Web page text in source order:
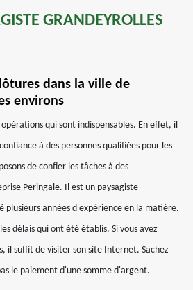
GRANDEYROLLES
dans la ville de
environs
qui sont indispensables. En effet, il
à des personnes qualifiées pour les
de confier les tâches à des
Peringale. Il est un paysagiste
plusieurs années d'expérience en la matière.
délais qui ont été établis. Si vous avez
il suffit de visiter son site Internet. Sachez
le paiement d'une somme d'argent.